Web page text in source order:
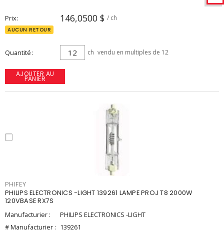
Prix 146,0500 $ / ch
AUCUN RETOUR
Quantité ch vendu en multiples de 12
AJOUTER AU
PANIER
PHIFEY
PHILIPS ELECTRONICS -LIGHT 139261 LAMPE PROJ T8 2000W
120VBASE RX7S
Manufacturier :
PHILIPS ELECTRONICS -LIGHT
# Manufacturier : 139261